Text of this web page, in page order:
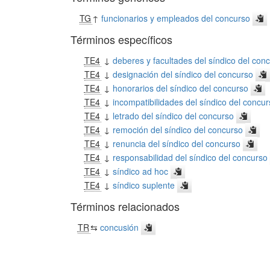
TG ↑funcionarios y empleados del concurso
Términos específicos
TE4 ↓ deberes y facultades del síndico del
TE4 ↓ designación del síndico del concurso
TE4 ↓ honorarios del síndico del concurso
TE4 ↓ incompatibilidades del síndico del
TE4 ↓ letrado del síndico del concurso
TE4 ↓ remoción del síndico del concurso
TE4 ↓ renuncia del síndico del concurso
TE4 ↓ responsabilidad del síndico del concurso
TE4 ↓ síndico ad hoc
TE4 ↓ síndico suplente
Términos relacionados
TR⇆ concusión